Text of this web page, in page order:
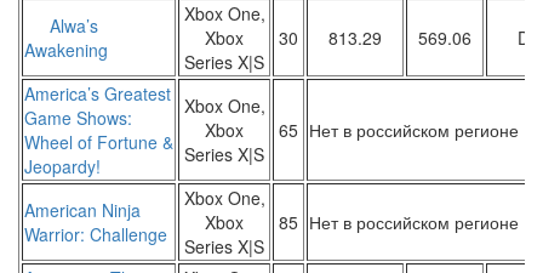
Alwa’s
Awakening
Xbox One,
Xbox
Series X|S
30 813.29 569.06
America’s Greatest
Game Shows:
Wheel of Fortune &
Jeopardy!
Xbox One,
Xbox
Series X|S
65 Нет в российском регионе
American Ninja
Warrior: Challenge
Xbox One,
Xbox
Series X|S
85 Нет в российском регионе